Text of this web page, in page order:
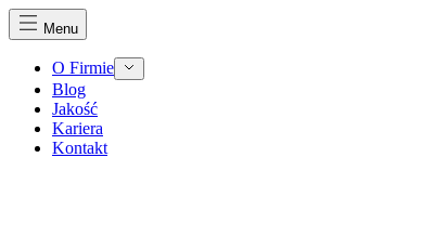
Menu
O Firmie
Blog
Jakość
Kariera
Kontakt